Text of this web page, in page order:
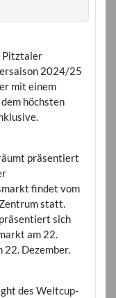
Pitztaler
2024/25
mit einem
höchsten
präsentiert
findet vom
statt.
sich
am 22.
22. Dezember.
des Weltcup-